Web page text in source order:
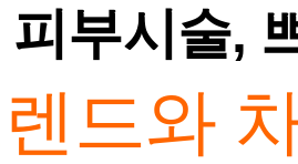
피부시술,
드와